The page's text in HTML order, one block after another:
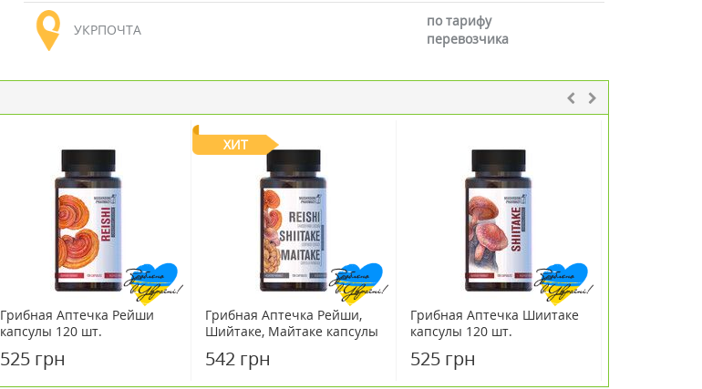
УКРПОЧТА
по тарифу
перевозчика
Грибная Аптечка Рейши
капсулы 120 шт.
525 грн
ХИТ
Грибная Аптечка Рейши,
Шийтаке, Майтаке капсулы
542 грн
Грибная Аптечка Шиитаке
капсулы 120 шт.
525 грн